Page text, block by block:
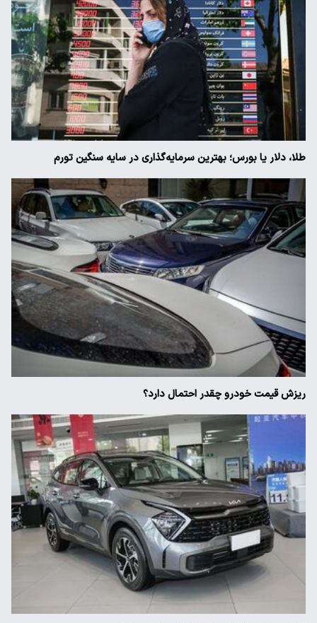
طلا، دلار یا بورس؛ بهترین سرمایه‌گذاری در سایه سنگین تورم
ریزش قیمت خودرو چقدر احتمال دارد؟